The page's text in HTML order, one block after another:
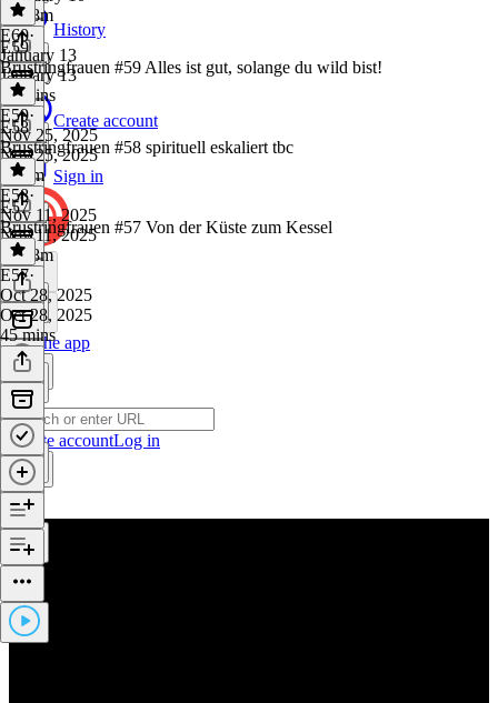
History
Create account
Sign in
Get the app
Create accountLog in
1h 18m
E60·
January 13
January 13
58 mins
E59
Brustringfrauen #59 Alles ist gut, solange du wild bist!
E59·
Nov 25, 2025
Nov 25, 2025
1h 8m
E58
Brustringfrauen #58 spirituell eskaliert tbc
E58·
Nov 11, 2025
Nov 11, 2025
1h 18m
E57
Brustringfrauen #57 Von der Küste zum Kessel
E57·
Oct 28, 2025
Oct 28, 2025
45 mins